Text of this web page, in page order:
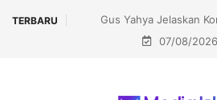
TERBARU
Gus Yahya Jelaskan
Dicetuskan Kiai
07/08/2026